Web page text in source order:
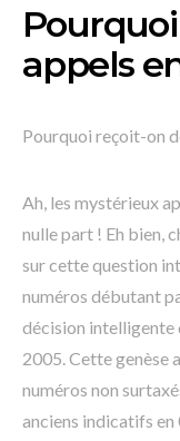
appels
Pourquoi reçoit-on
Ah, les mystérieux
nulle part ! Eh bien,
sur cette question
numéros débutant
décision intelligente
2005. Cette genèse
numéros non
anciens indicatifs en